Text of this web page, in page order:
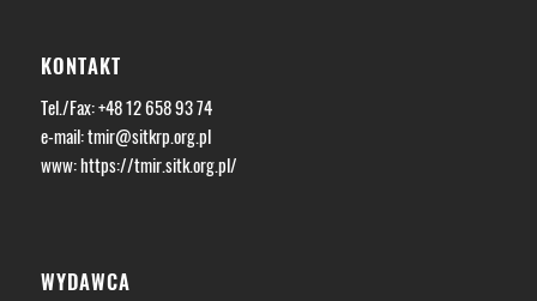
KONTAKT
Tel./Fax: +48 12 658 93 74
e-mail:tmir@sitkrp.org.pl
www:https://tmir.sitk.org.pl/
WYDAWCA